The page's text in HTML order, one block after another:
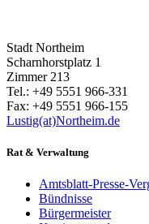
Stadt Northeim
Scharnhorstplatz 1
Zimmer 213
Tel.: +49 5551 966-331
Fax: +49 5551 966-155
Lustig(at)Northeim.de
Rat & Verwaltung
Amtsblatt-Presse-
Bündnisse
Bürgermeister